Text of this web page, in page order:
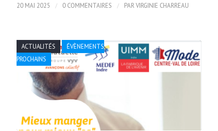
20 MAI 2025 / 0 COMMENTAIRES / PARVIRGINIE CHARREAU
ACTUALITÉS
ÉVÈNEMENTS
PROCHAINS